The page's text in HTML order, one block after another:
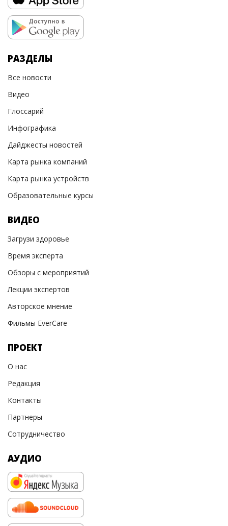
РАЗДЕЛЫ
Все новости
Видео
Глоссарий
Инфографика
Дайджесты новостей
Карта рынка компаний
Карта рынка устройств
Образовательные курсы
ВИДЕО
Загрузи здоровье
Время эксперта
Обзоры с мероприятий
Лекции экспертов
Авторское мнение
Фильмы EverCare
ПРОЕКТ
О нас
Редакция
Контакты
Партнеры
Сотрудничество
АУДИО